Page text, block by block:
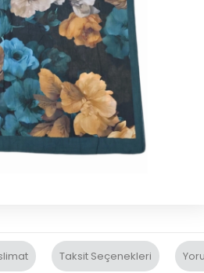
Taksit Seçenekleri